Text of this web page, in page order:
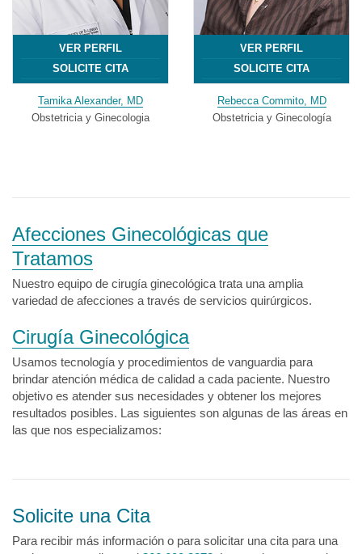
VER PERFIL
SOLICITE CITA
Tamika Alexander, MD
Obstetricia y Ginecologia
VER PERFIL
SOLICITE CITA
Rebecca Commito, MD
Obstetricia y Ginecología
Afecciones Ginecológicas que
Tratamos
Nuestro equipo de cirugía ginecológica trata una amplia
variedad de afecciones a través de servicios quirúrgicos.
Cirugía Ginecológica
Usamos tecnología y procedimientos de vanguardia para
brindar atención médica de calidad a cada paciente. Nuestro
objetivo es atender sus necesidades y obtener los mejores
resultados posibles. Las siguientes son algunas de las áreas en
las que nos especializamos:
Solicite una Cita
Para recibir más información o para solicitar una cita para una